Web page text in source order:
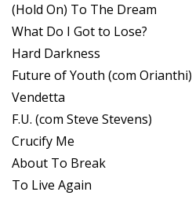
(Hold On) To The Dream
What Do I Got to Lose?
Hard Darkness
Future of Youth (com Orianthi)
Vendetta
F.U. (com Steve Stevens)
Crucify Me
About To Break
To Live Again